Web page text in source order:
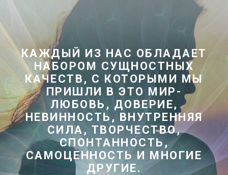
КАЖДЫЙ ИЗ НАС ОБЛАДАЕТ
НАБОРОМ СУЩНОСТНЫХ
КАЧЕСТВ, С КОТОРЫМИ МЫ
ПРИШЛИ В ЭТО МИР-
ЛЮБОВЬ, ДОВЕРИЕ,
НЕВИННОСТЬ, ВНУТРЕННЯЯ
СИЛА, ТВОРЧЕСТВО,
СПОНТАННОСТЬ,
САМОЦЕННОСТЬ И МНОГИЕ
ДРУГИЕ.